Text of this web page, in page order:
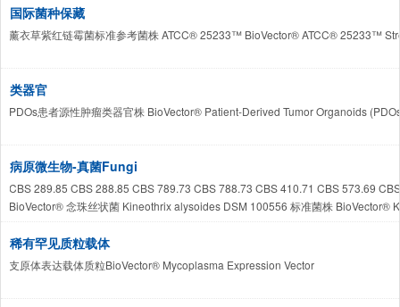
国际菌种保藏
薰衣草紫红链霉菌标准参考菌株 ATCC® 25233™ BioVector® ATCC® 25233™
类器官
PDOs患者源性肿瘤类器官株 BioVector® Patient-Derived Tumor Organoids
病原微生物-真菌Fungi
CBS 289.85 CBS 288.85 CBS 789.73 CBS 788.73 CBS 410.71 CBS 573.69
BioVector® 念珠丝状菌 Kineothrix alysoides DSM 100556 标准菌株
稀有罕见质粒载体
支原体表达载体质粒BioVector® Mycoplasma Expression Vector